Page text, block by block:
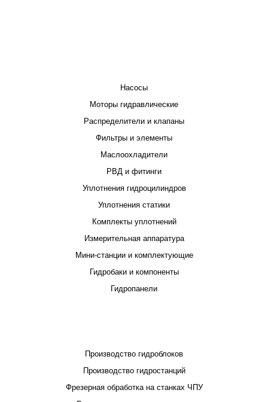
Насосы
Моторы гидравлические
Распределители и клапаны
Фильтры и элементы
Маслоохладители
РВД и фитинги
Уплотнения гидроцилиндров
Уплотнения статики
Комплекты уплотнений
Измерительная аппаратура
Мини-станции и комплектующие
Гидробаки и компоненты
Гидропанели
Производство гидроблоков
Производство гидростанций
Фрезерная обработка на станках ЧПУ